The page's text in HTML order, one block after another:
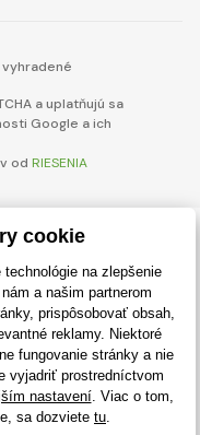
vyhradené
a uplatňujú sa
Google a ich
od RIESENIA